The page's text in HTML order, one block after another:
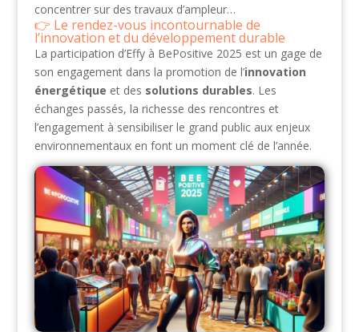
concentrer sur des travaux d’ampleur…
Le rendez-vous incontournable de
l’innovation et du développement durable
La participation d’Effy à BePositive 2025 est un gage de
son engagement dans la promotion de l’innovation
énergétique et des solutions durables. Les
échanges passés, la richesse des rencontres et
l’engagement à sensibiliser le grand public aux enjeux
environnementaux en font un moment clé de l’année.